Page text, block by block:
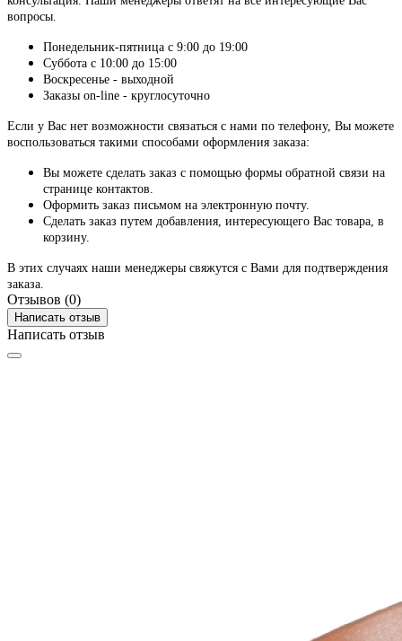
вопросы.
Понедельник-пятница с 9:00 до 19:00
Суббота с 10:00 до 15:00
Воскресенье - выходной
Заказы on-line - круглосуточно
Если у Вас нет возможности связаться с нами по телефону, Вы можете
воспользоваться такими способами оформления заказа:
Вы можете сделать заказ с помощью формы обратной связи на
странице контактов.
Оформить заказ письмом на электронную почту.
Сделать заказ путем добавления, интересующего Вас товара, в
корзину.
В этих случаях наши менеджеры свяжутся с Вами для подтверждения
заказа.
Отзывов (0)
Написать отзыв
Написать отзыв